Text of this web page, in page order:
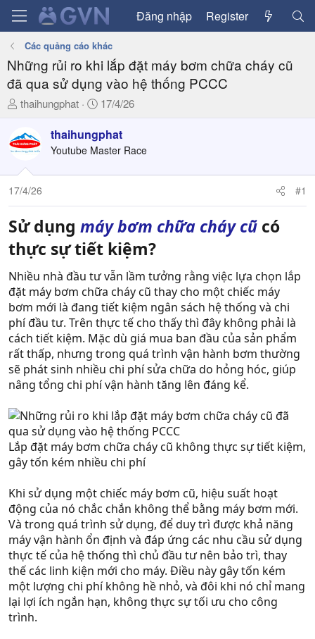
Đăng nhập Register
Các quảng cáo khác
Những rủi ro khi lắp đặt máy bơm chữa cháy cũ
đã qua sử dụng vào hệ thống PCCC
T
r
e
d
s
t
a
r
t
r
thaihungphat
N
à
y
ử
17/4/26
thaihungphat
Youtube Master Race
17/4/26 #1
Sử dụng máy bơm chữa cháy cũ có
thực sự tiết kiệm?
Nhiều nhà đầu tư vẫn lầm tưởng rằng việc lựa chọn lắp
đặt máy bơm chữa cháy cũ thay cho một chiếc máy
bơm mới là đang tiết kiệm ngân sách hệ thống và chi
phí đầu tư. Trên thực tế cho thấy thì đây không phải là
cách tiết kiệm. Mặc dù giá mua ban đầu của sản phẩm
rất thấp, nhưng trong quá trình vận hành bơm thường
sẽ phát sinh nhiều chi phí sửa chữa do hỏng hóc, giúp
nâng tổng chi phí vận hành tăng lên đáng kể.
Lắp đặt máy bơm chữa cháy cũ không thực sự tiết kiệm,
gây tốn kém nhiều chi phí
Khi sử dụng một chiếc máy bơm cũ, hiệu suất hoạt
động của nó chắc chắn không thể bằng máy bơm mới.
Và trong quá trình sử dụng, để duy trì được khả năng
máy vận hành ổn định và đáp ứng các nhu cầu sử dụng
thực tế của hệ thống thì chủ đầu tư nên bảo trì, thay
thế các linh kiện mới cho máy. Điều này gây tốn kém
một lượng chi phí không hề nhỏ, và đôi khi nó chỉ mang
lại lợi ích ngắn hạn, không thực sự tối ưu cho công
trình.